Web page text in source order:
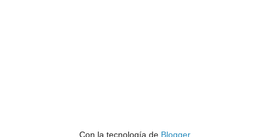
Con la tecnología de Blogger.